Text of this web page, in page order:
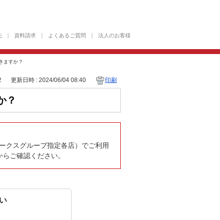
資料請求 よくあるご質問 法人のお客様
ますか？
更新日時 : 2024/06/04 08:40 印刷
？
クスグループ指定各店）でご利用
らご確認ください。